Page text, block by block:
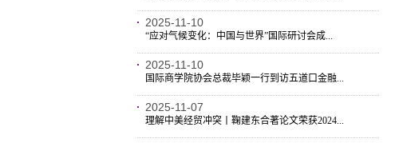
2025-11-10
“应对气候变化：中国与世界”国际研讨会成...
2025-11-10
国际商学院协会总裁毕颖一行到访五道口金融...
2025-11-07
理解中美经贸冲突丨鞠建东合著论文荣获2024...